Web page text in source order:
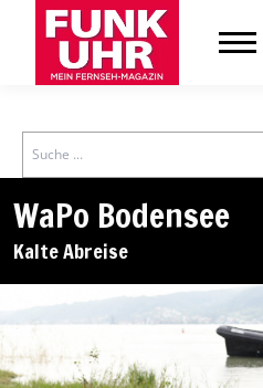
Search
WaPo Bodensee
Kalte Abreise